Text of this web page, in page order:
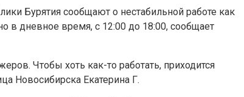
Бурятия сообщают о нестабильной работе как
в дневное время, с 12:00 до 18:00, сообщает
Чтобы хоть как-то работать, приходится
Новосибирска Екатерина Г.